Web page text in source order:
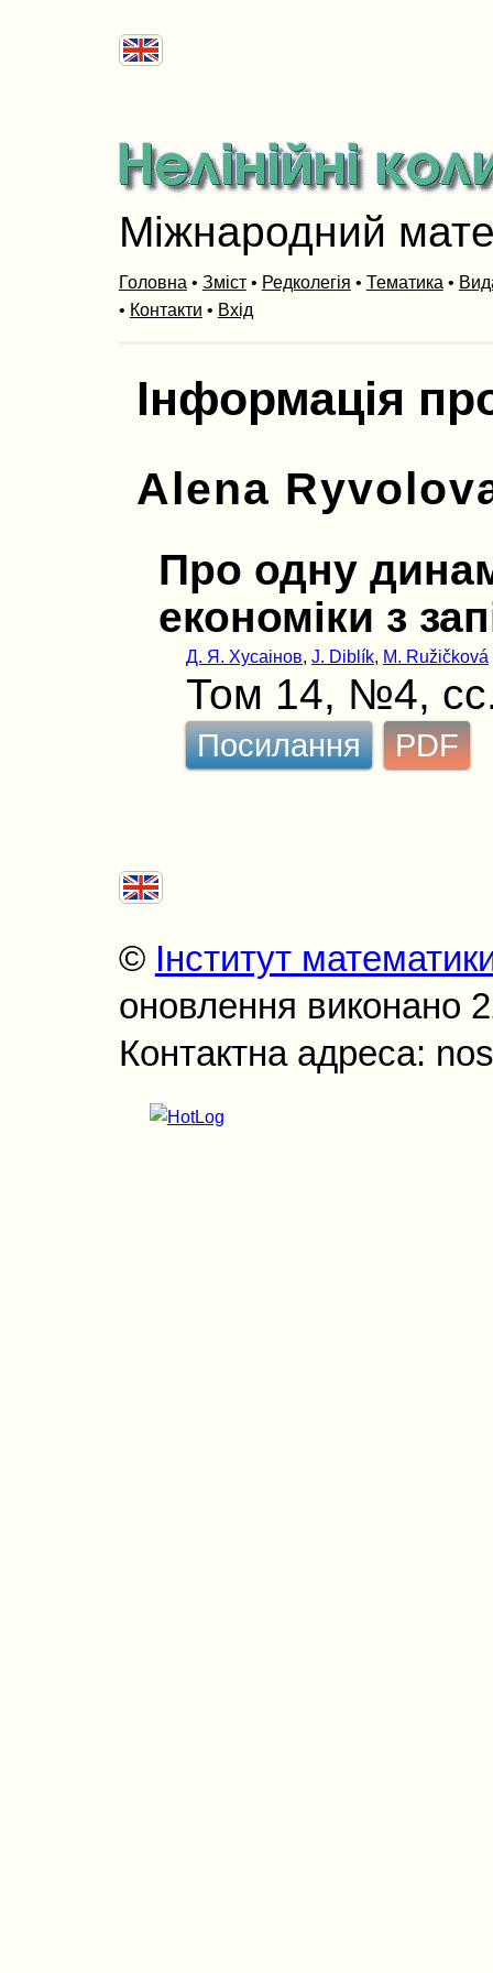
Міжнародний
Головна • Зміст• Редколегія • Тематика •
• Контакти • Вхід
Інформація
Alena
Про одну
економіки з
Д. Я. Хусаінов,J. Diblík, M. Ružičková
Том 14, №4,
Посилання PDF
© Інститут
оновлення виконано
Контактна адреса: